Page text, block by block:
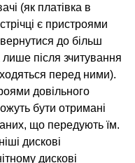
(як платівка в
є пристроями
до більш
після зчитування
перед ними).
довільного
бути отримані
що передують їм.
дискові
дискові